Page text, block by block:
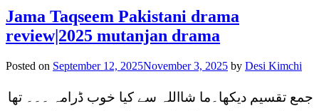
Jama Taqseem Pakistani drama
review|2025 mutanjan drama
Posted on September 12, 2025November 3, 2025 by Desi Kimchi
جمع تقسیم دیکھا۔ما شااللہ سے کیا خوب ڈرامہ ۔۔۔ تھا